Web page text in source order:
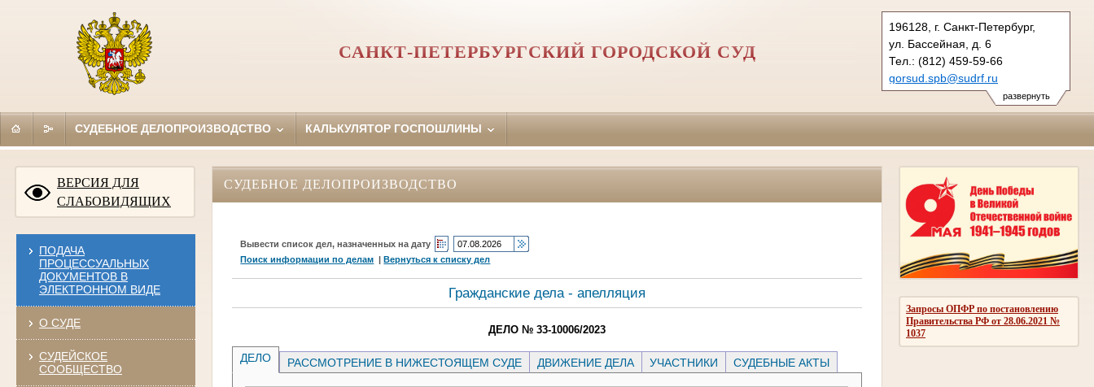
развернуть
196128, г. Санкт-Петербург,
ул. Бассейная, д. 6
Тел.: (812) 459-59-66
gorsud.spb@sudrf.ru
показать на карте
САНКТ-ПЕТЕРБУРГСКИЙ ГОРОДСКОЙ СУД
СУДЕБНОЕ ДЕЛОПРОИЗВОДСТВО КАЛЬКУЛЯТОР ГОСПОШЛИНЫ
ВЕРСИЯ ДЛЯ
СЛАБОВИДЯЩИХ
ПОДАЧА
ПРОЦЕССУАЛЬНЫХ
ДОКУМЕНТОВ В
ЭЛЕКТРОННОМ ВИДЕ
О СУДЕ
СУДЕЙСКОЕ
СООБЩЕСТВО
Запросы ОПФР по постановлению
Правительства РФ от 28.06.2021 №
1037
СУДЕБНОЕ ДЕЛОПРОИЗВОДСТВО
Вывести список дел, назначенных на дату
Поиск информации по делам |Вернуться к списку дел
Гражданские дела - апелляция
ДЕЛО № 33-10006/2023
ДЕЛО РАССМОТРЕНИЕ В НИЖЕСТОЯЩЕМ СУДЕ ДВИЖЕНИЕ ДЕЛА УЧАСТНИКИ СУДЕБНЫЕ АКТЫ